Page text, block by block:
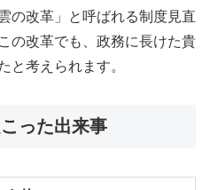
の改革」と呼ばれる制度見直
の改革でも、政務に長けた貴
と考えられます。
った出来事